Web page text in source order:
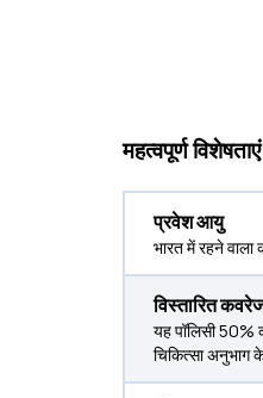
महत्वपूर्ण विशेषताएं
प्रवेश आयु
भारत में रहने वाला
विस्तारित
यह पॉलिसी 50%
चिकित्सा अनुभाग